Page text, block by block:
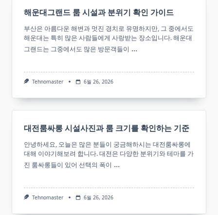
해운대그랜드 룸 시설과 분위기 확인 가이드
부산은 아름다운 해변과 멋진 경치로 유명하지만, 그 중에서도
해운대는 특히 많은 사람들에게 사랑받는 장소입니다. 해운대
그랜드는 그중에서도 많은 방문객들이 ...
Tehnomaster 6월 26, 2026
대전룸싸롱 시설사진과 룸 크기를 확인하는 기준
안녕하세요, 오늘은 많은 분들이 궁금해하시는 대전룸싸롱에
대해 이야기해보려 합니다. 대전은 다양한 분위기와 테마를 가
진 룸싸롱들이 있어 선택의 폭이 ...
Tehnomaster 6월 26, 2026